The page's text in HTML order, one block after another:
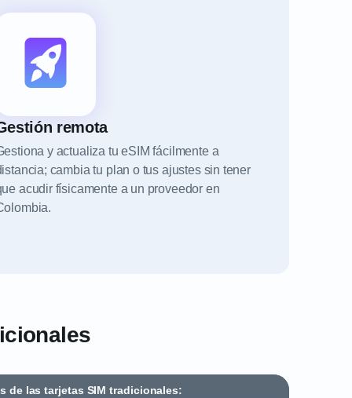
remota
y actualiza tu eSIM fácilmente a
cambia tu plan o tus ajustes sin tener
acudir físicamente a un proveedor en
de las tarjetas SIM tradicionales: